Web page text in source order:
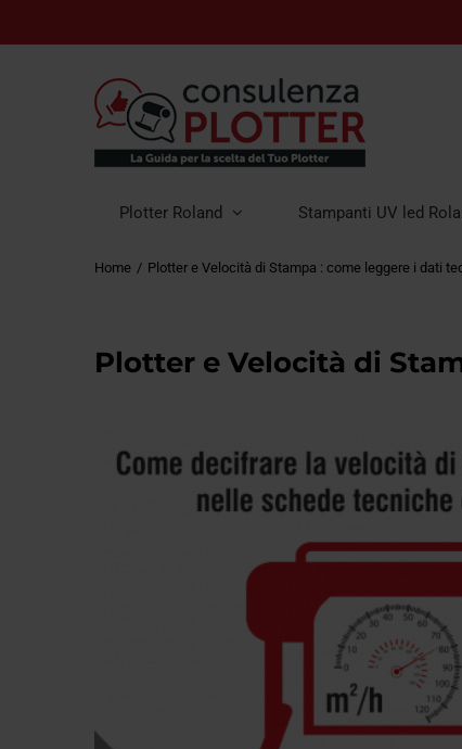
Plotter Roland Stampanti UV led
Home Plotter e Velocità di Stampa : come leggere i dati
Plotter e Velocità di